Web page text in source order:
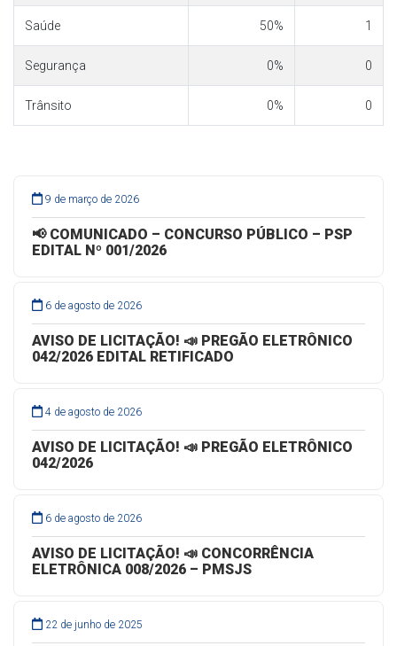
Saúde 50% 1
Segurança 0% 0
Trânsito 0% 0
9 de março de 2026
📢 COMUNICADO – CONCURSO PÚBLICO – PSP
EDITAL Nº 001/2026
6 de agosto de 2026
AVISO DE LICITAÇÃO! 📣 PREGÃO ELETRÔNICO
042/2026 EDITAL RETIFICADO
4 de agosto de 2026
AVISO DE LICITAÇÃO! 📣 PREGÃO ELETRÔNICO
042/2026
6 de agosto de 2026
AVISO DE LICITAÇÃO! 📣 CONCORRÊNCIA
ELETRÔNICA 008/2026 – PMSJS
22 de junho de 2025